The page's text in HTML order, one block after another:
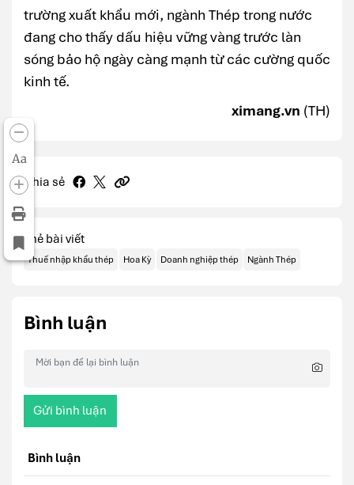
Aa
trường xuất khẩu mới, ngành Thép trong nước
đang cho thấy dấu hiệu vững vàng trước làn
sóng bảo hộ ngày càng mạnh từ các cường quốc
kinh tế.
ximang.vn (TH)
Chia sẻ
Thẻ bài viết
Thuế nhập khẩu thép Hoa Kỳ Doanh nghiệp thép Ngành Thép
Bình luận
Gửi bình luận
Bình luận